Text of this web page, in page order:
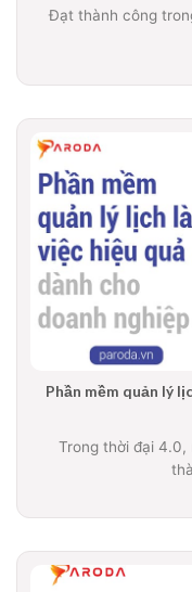
Đạt thành công
Phần mềm quản lý
Trong thời đại 4.0,